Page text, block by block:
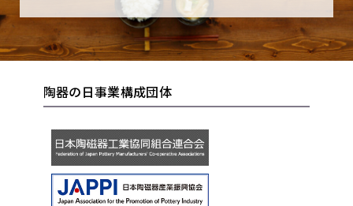
陶器の日事業構成団体